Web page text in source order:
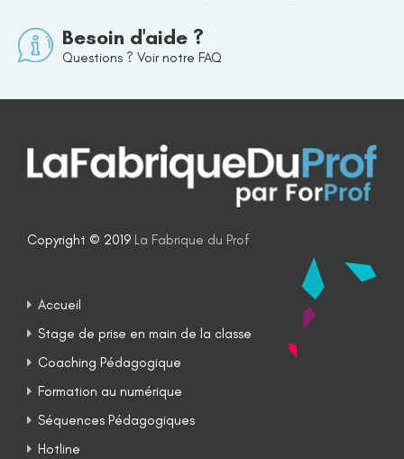
Besoin d'aide ?
Questions ? Voir notre FAQ
Copyright © 2019 La Fabrique du Prof
Accueil
Stage de prise en main de la classe
Coaching Pédagogique
Formation au numérique
Séquences Pédagogiques
Hotline